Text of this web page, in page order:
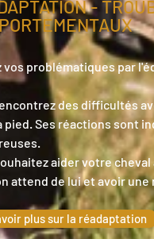
-
vos problématiques par
des difficultés
pied. Ses réactions sont
aider votre
attend de lui et avoir
plus sur la réadaptation